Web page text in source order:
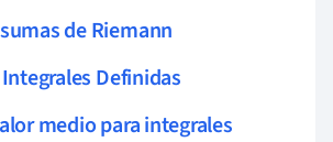
de Riemann
Definidas
medio para integrales